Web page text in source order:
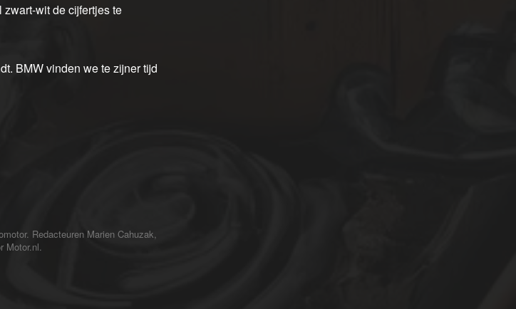
wit de cijfertjes te
BMW vinden we te zijner tijd
Redacteuren Marien Cahuzak,
Motor.nl.